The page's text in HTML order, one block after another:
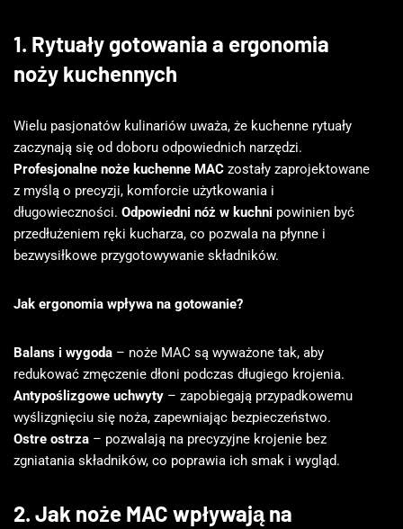
1. Rytuały gotowania a ergonomia
noży kuchennych
Wielu pasjonatów kulinariów uważa, że kuchenne rytuały
zaczynają się od doboru odpowiednich narzędzi.
Profesjonalne noże kuchenne MAC zostały zaprojektowane
z myślą o precyzji, komforcie użytkowania i
długowieczności. Odpowiedni nóż w kuchni powinien być
przedłużeniem ręki kucharza, co pozwala na płynne i
bezwysiłkowe przygotowywanie składników.
Jak ergonomia wpływa na gotowanie?
Balans i wygoda – noże MAC są wyważone tak, aby
redukować zmęczenie dłoni podczas długiego krojenia.
Antypoślizgowe uchwyty – zapobiegają przypadkowemu
wyślizgnięciu się noża, zapewniając bezpieczeństwo.
Ostre ostrza – pozwalają na precyzyjne krojenie bez
zgniatania składników, co poprawia ich smak i wygląd.
2. Jak noże MAC wpływają na